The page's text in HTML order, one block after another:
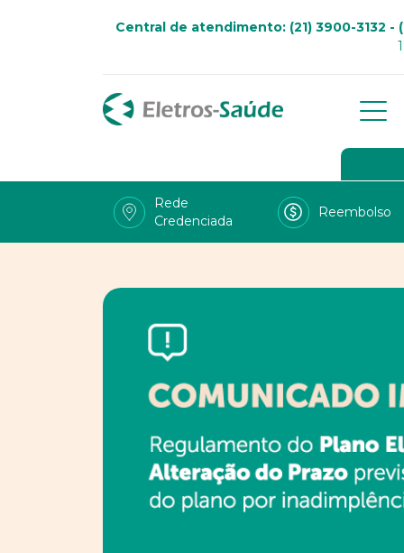
Central de atendimento: (21) 3900-3132 -
Rede
Credenciada
Reembolso